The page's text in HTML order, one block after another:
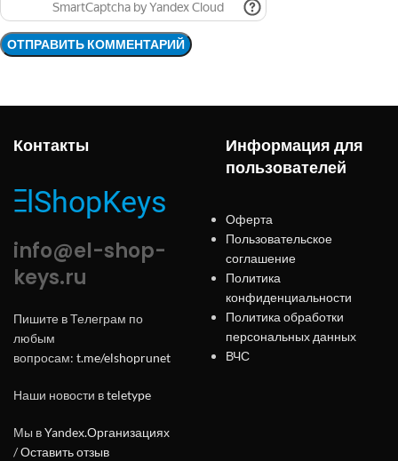
Контакты
info@el-shop-
keys.ru
Пишите в Телеграм по
любым
вопросам: t.me/elshoprunet
Наши новости вteletype
Мы вYandex.Организациях
/Оставить отзыв
Информация для
пользователей
Оферта
Пользовательское
соглашение
Политика
конфиденциальности
Политика обработки
персональных данных
ВЧС